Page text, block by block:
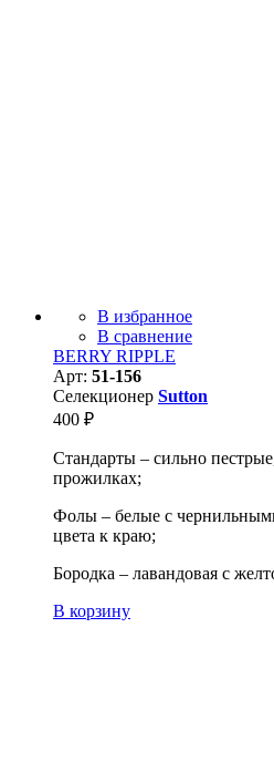
В избранное
В сравнение
BERRY RIPPLE
Арт: 51-156
Селекционер Sutton
400 ₽
Стандарты – сильно
прожилках;
Фолы – белые с
цвета к краю;
Бородка – лавандовая с
В корзину